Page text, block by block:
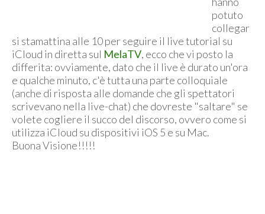
potuto
collegar
si stamattina alle 10 per seguire il live tutorial su
iCloud in diretta sul MelaTV, ecco che vi posto la
differita: ovviamente, dato che il live è durato un'ora
e qualche minuto, c'è tutta una parte colloquiale
(anche di risposta alle domande che gli spettatori
scrivevano nella live-chat) che dovreste "saltare" se
volete cogliere il succo del discorso, ovvero come si
utilizza iCloud su dispositivi iOS 5 e su Mac.
Buona Visione!!!!!